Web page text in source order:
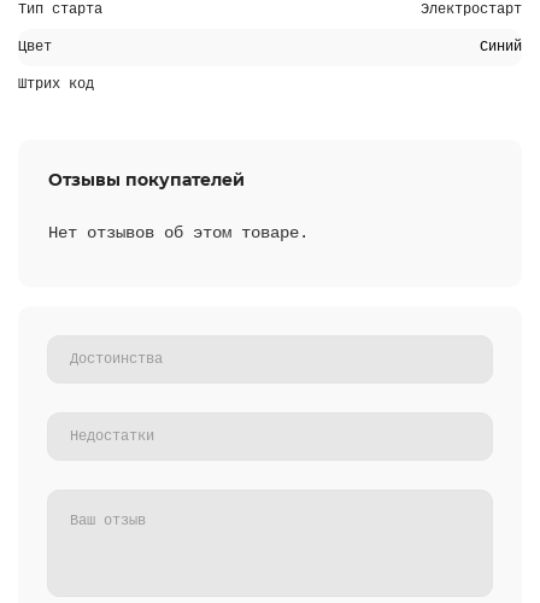
Тип старта Электростарт
Цвет Синий
Штрих код
Отзывы покупателей
Нет отзывов об этом товаре.